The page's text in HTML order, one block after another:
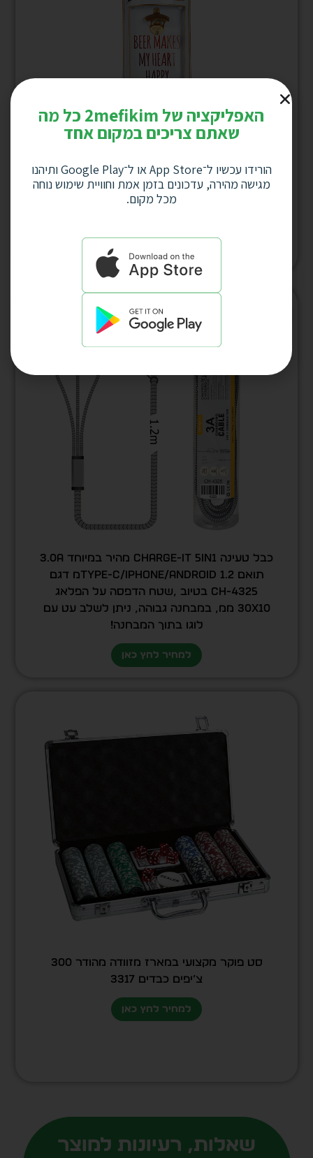
HAPPY “אמייל” תלוי על קיר 4499
למחיר לחץ כאן
כבל טעינה Charge-it 5in1 מהיר במיוחד 3.0A
תואם Type-C/iPhone/Android 1.2מ דגם
CH-4325 בטיוב ,שטח הדפסה על הפלאג
30X10 ממ, במבחנה גבוהה, ניתן לשלב עט עם
לוגו בתוך המבחנה!
למחיר לחץ כאן
סט פוקר מקצועי במארז מזוודה מהודר 300
צ’יפים כבדים 3317
למחיר לחץ כאן
שאלות, רעיונות למוצר
האפליקציה של 2mefikim כל מה
שאתם צריכים במקום אחד
הורידו עכשיו ל־App Store או ל־Google Play ותיהנו
מגישה מהירה, עדכונים בזמן אמת וחוויית שימוש נוחה
מכל מקום.